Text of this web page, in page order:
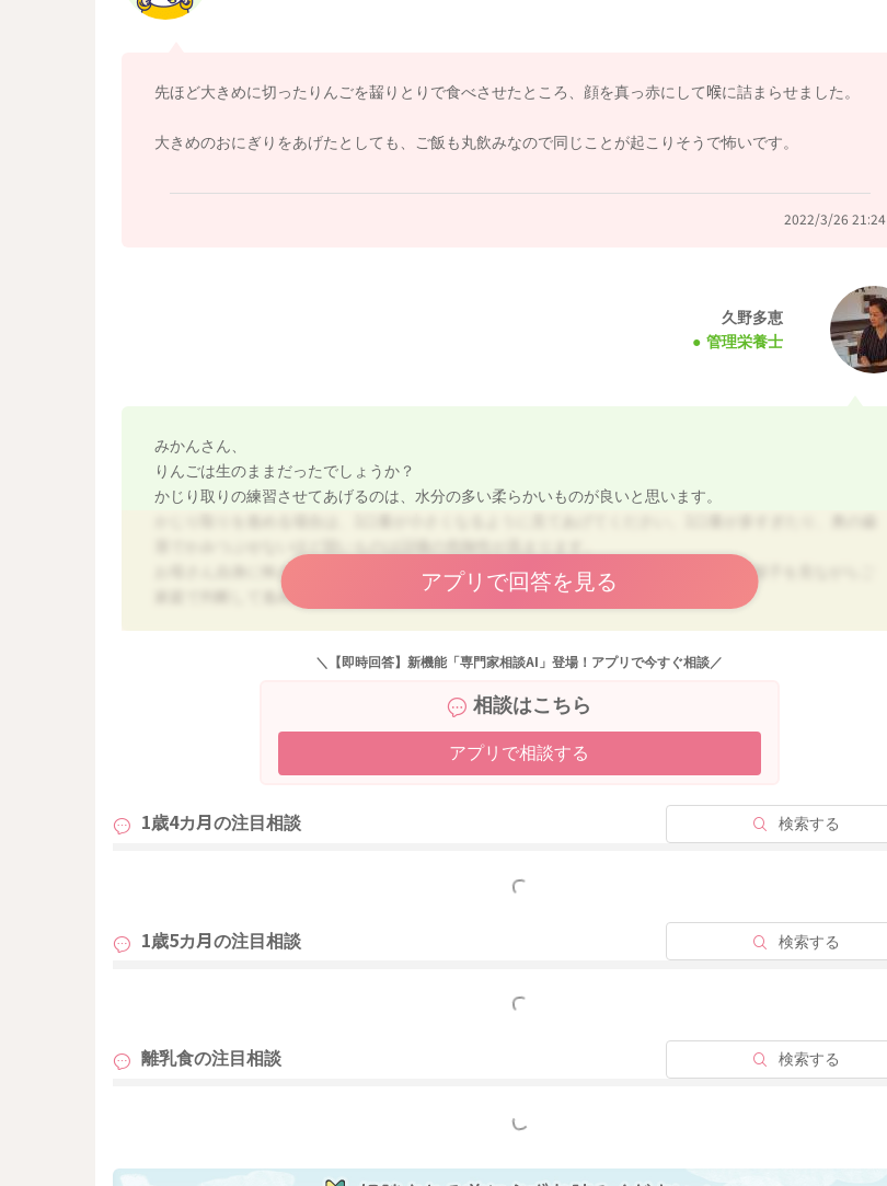
しています。
てあげたり、というような工夫がお勧めです。
お子様の口幅よりも大きいものであれば、一度には入れ込めないので、どのように食べたらよいか自分な
2022/3/25 22:45
先ほど大きめに切ったりんごを齧りとりで食べさせたところ、顔を真っ赤にして喉に詰まらせました。
大きめのおにぎりをあげたとしても、ご飯も丸飲みなので同じことが起こりそうで怖いです。
2022/3/26 21:24
久野多恵
管理栄養士
みかんさん、
りんごは生のままだったでしょうか？
かじり取りの練習させてあげるのは、水分の多い柔らかいものが良いと思います。
お母さん自身に怖さがあるのであれば無理に進めることもないと思いますが、お子様の様子を見ながらご
家庭で判断して進めてあげてください。
アプリで回答を見る
＼【即時回答】新機能「専門家相談AI」登場！アプリで今すぐ相談／
相談はこちら
アプリで相談する
1歳4カ月の注目相談 検索する
もっと見る
1歳5カ月の注目相談 検索する
もっと見る
離乳食の注目相談 検索する
もっと見る